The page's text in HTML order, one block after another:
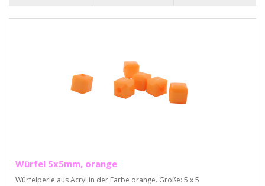
Würfel 5x5mm, orange
Würfelperle aus Acryl in der Farbe orange. Größe: 5 x 5